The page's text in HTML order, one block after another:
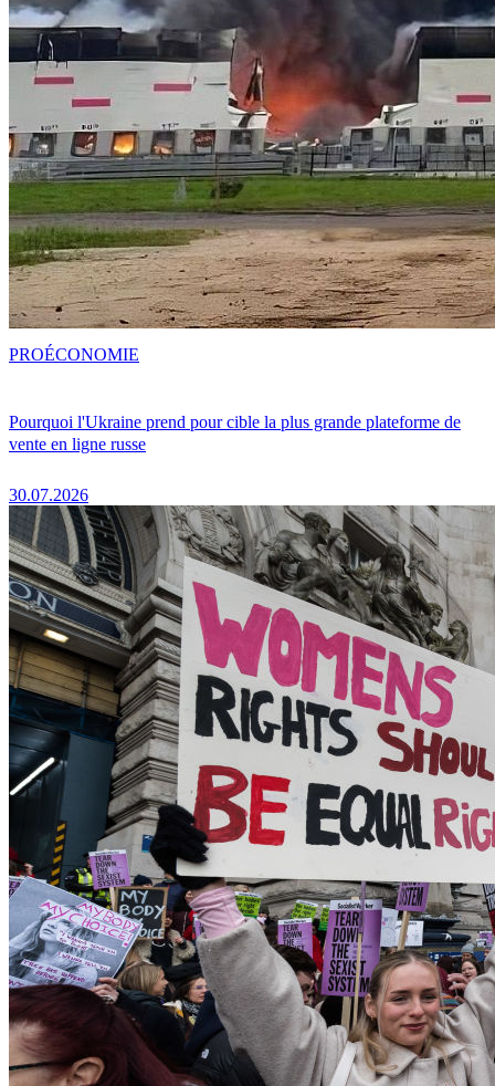
Pourquoi l'Ukraine prend pour cible la plus grande plateforme de
vente en ligne russe
30.07.2026
PROÉCONOMIE